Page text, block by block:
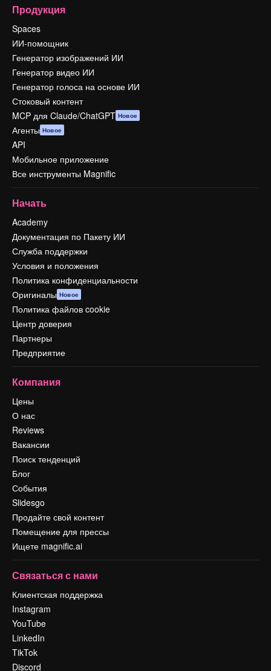
Продукция
Spaces
ИИ-помощник
Генератор изображений ИИ
Генератор видео ИИ
Генератор голоса на основе ИИ
Стоковый контент
MCP для Claude/ChatGPT Новое
Агенты Новое
API
Мобильное приложение
Все инструменты Magnific
Начать
Academy
Документация по Пакету ИИ
Служба поддержки
Условия и положения
Политика конфиденциальности
Оригиналы Новое
Политика файлов cookie
Центр доверия
Партнеры
Предприятие
Компания
Цены
О нас
Reviews
Вакансии
Поиск тенденций
Блог
События
Slidesgo
Продайте свой контент
Помещение для прессы
Ищете magnific.ai
Связаться с нами
Клиентская поддержка
Instagram
YouTube
LinkedIn
TikTok
Discord